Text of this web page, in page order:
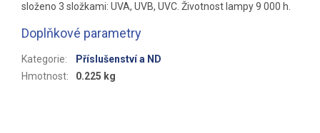
složeno 3 složkami: UVA, UVB, UVC. Životnost lampy 9 000 h.
Doplňkové parametry
Kategorie:
Příslušenství a ND
Hmotnost: 0.225 kg